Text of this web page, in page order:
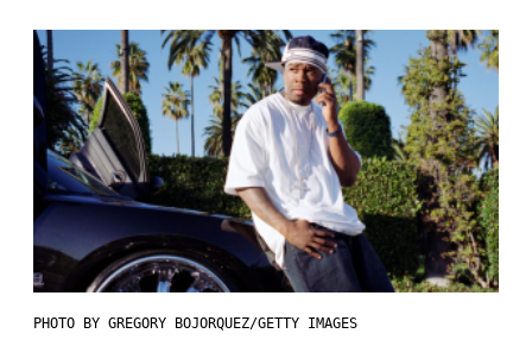
PHOTO BY GREGORY BOJORQUEZ/GETTY IMAGES